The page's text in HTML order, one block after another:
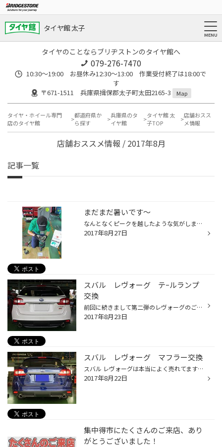
タイヤ館 太子
タイヤのことならブリヂストンのタイヤ館へ
079-276-7470
10:30～19:00 お昼休み12:30～13:00 作業受付終了は18:00で
す
〒671-1511 兵庫県揖保郡太子町太田2165-3
Map
タイヤ・ホイール専門
店のタイヤ館
都道府県か
ら探す
兵庫県のタ
イヤ館
タイヤ館 太
子TOP
店舗おスス
メ情報
店舗おススメ情報 / 2017年8月
記事一覧
まだまだ暑いです～
なんとなくピークを越したような気がしますが、まだまだ暑い日が続きます…。 そんな暑い中ですが、新入社員として元気一杯で頑張っております、平山です！ 皆さんも熱中症にならないよう、こまめな水分補給をしてくださいね♪ さて、まだまだ勉強中な分野も多い私ですが、今日はピットでの一コマを紹...
2017年8月27日
スバル レヴォーグ テｰルランプ
交換
前回に続きまして第二弾のレヴォーグのご紹介です 今回の車輌も２０００ｃｃターボになります。 レヴォーグのテールランプを製造しているメーカーはあまり多くはありませんが、 デザイン、明るさ、耐久性、などを考慮してEマークも取得している老舗メーカーの 「CORAZON」製を使用しました。スモー...
2017年8月23日
スバル レヴォーグ マフラー交換
スバル レヴォーグは本当によく売れてますね～ それに伴いいろんなパーツの問い合わせがはいります。 足回り、ホイール、エアクリ、マフラーなどなど 今回はマフラー交換のご紹介です 車輛は レヴォーグ 2000CCターボ アイテムは「ガナドールVertex Sport センターパイプ付き」 重量も軽くなります...
2017年8月22日
集中得市にたくさんのご来店、あり
がとうございました！